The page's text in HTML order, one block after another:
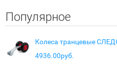
Популярное
4936.00руб.